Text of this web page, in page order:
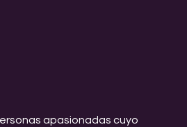
apasionadas cuyo